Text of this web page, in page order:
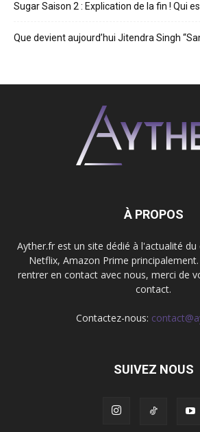
Sugar Saison 2 : Explication de la fin ! Qui
Que devient aujourd’hui Jitendra Singh
À PROPOS
Ayther.fr est un site dédié à l'actualité
Netflix, Amazon Prime
rentrer en contact avec nous, merci de
contact.
Contactez-nous:
SUIVEZ NOUS